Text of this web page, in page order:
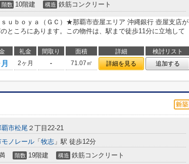
階数 10階建 構造 鉄筋コンクリート
ｕｂｏｙａ（ＧＣ）★那覇市壺屋エリア 沖縄銀行 壺屋支店が
ところにあります。この物件は、駅まで徒歩11分に立地して
礼金 間取り 面積 詳細
検討リスト
2ヶ月 - 71.07㎡ 詳細を見る 追加する
覇市松尾 ２丁目22-21
ノレール 「 牧志 」駅 徒歩12分
階数 19階建 構造 鉄筋コンクリート